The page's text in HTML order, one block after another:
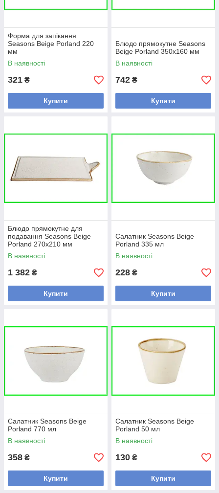
Форма для запікання
Seasons Beige Porland 220
мм
В наявності
321 ₴
Купити
Блюдо прямокутне Seasons
Beige Porland 350х160 мм
В наявності
742 ₴
Купити
Блюдо прямокутне для
подавання Seasons Beige
Porland 270х210 мм
В наявності
1 382 ₴
Купити
Салатник Seasons Beige
Porland 335 мл
В наявності
228 ₴
Купити
Салатник Seasons Beige
Porland 770 мл
В наявності
358 ₴
Купити
Салатник Seasons Beige
Porland 50 мл
В наявності
130 ₴
Купити